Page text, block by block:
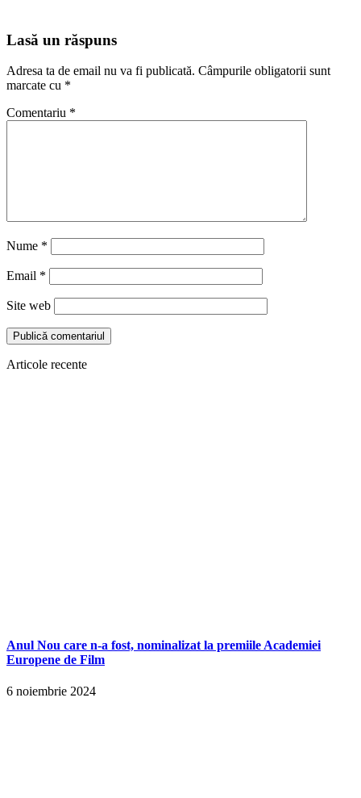
Lasă un răspuns
Adresa ta de email nu va fi publicată. Câmpurile obligatorii sunt
marcate cu *
Comentariu *
Nume *
Email *
Site web
Articole recente
Anul Nou care n-a fost, nominalizat la premiile Academiei
Europene de Film
6 noiembrie 2024